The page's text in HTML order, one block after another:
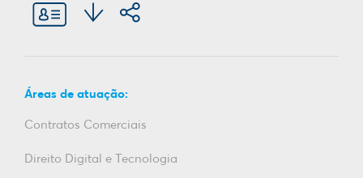
Áreas de atuação:
Contratos Comerciais
Direito Digital e Tecnologia